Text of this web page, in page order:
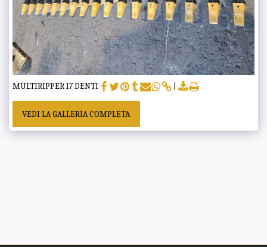
MULTIRIPPER 17 DENTI
VEDI LA GALLERIA COMPLETA